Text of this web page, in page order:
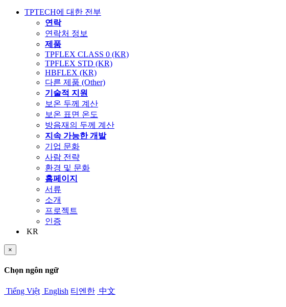
TPTECH에 대한 전부
연락
연락처 정보
제품
TPFLEX CLASS 0 (KR)
TPFLEX STD (KR)
HBFLEX (KR)
다른 제품 (Other)
기술적 지원
보온 두께 계산
보온 표면 온도
방음재의 두께 계산
지속 가능한 개발
기업 문화
사람 전략
환경 및 문화
홈페이지
서류
소개
프로젝트
인증
KR
×
Chọn ngôn ngữ
Tiếng Việt English 티엔한 中文